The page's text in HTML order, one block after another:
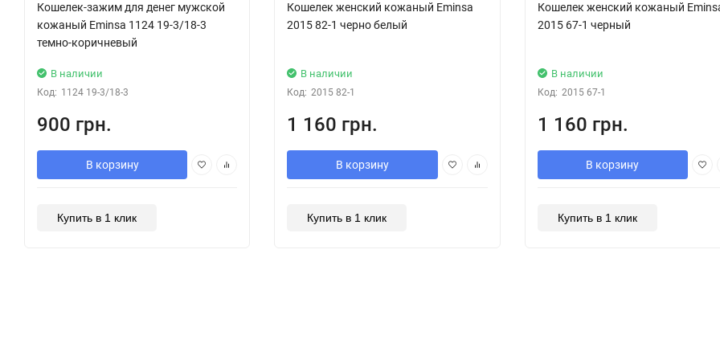
Кошелек-зажим для денег мужской
кожаный Eminsa 1124 19-3/18-3
темно-коричневый
В наличии
Код: 1124 19-3/18-3
900 грн.
В корзину
Купить в 1 клик
Кошелек женский кожаный Eminsa
2015 82-1 черно белый
В наличии
Код: 2015 82-1
1 160 грн.
В корзину
Купить в 1 клик
Кошелек женский кожаный
2015 67-1 черный
В наличии
Код: 2015 67-1
1 160 грн.
В корзину
Купить в 1 клик